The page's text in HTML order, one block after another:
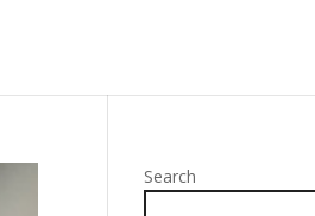
Search